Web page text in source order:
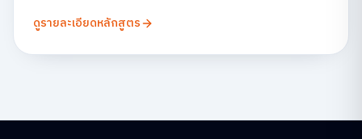
นวัตกรรมข้อมูลอย่างมีจริยธรรม
ดูรายละเอียดหลักสูตร